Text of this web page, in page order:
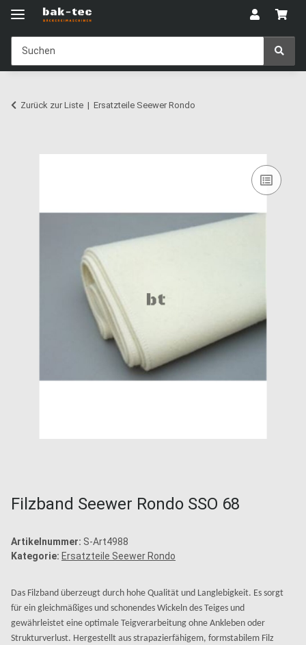
Zurück zur Liste Ersatzteile Seewer Rondo
Filzband Seewer Rondo SSO 68
Artikelnummer: S-Art4988
Kategorie: Ersatzteile Seewer Rondo
Das Filzband überzeugt durch hohe Qualität und Langlebigkeit. Es sorgt
für ein gleichmäßiges und schonendes Wickeln des Teiges und
gewährleistet eine optimale Teigverarbeitung ohne Ankleben oder
Strukturverlust. Hergestellt aus strapazierfähigem, formstabilem Filz